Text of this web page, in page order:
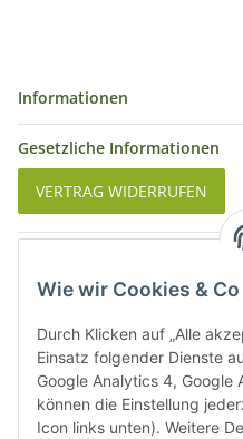
Wie wir Cookies &
Durch Klicken auf „Alle
Einsatz folgender Dienste
Google Analytics 4, Google
können die Einstellung
Icon links unten). Weitere
Informationen
Gesetzliche Informationen
VERTRAG WIDERRUFEN
Weinbauregionen und
Weiße Rebsorten